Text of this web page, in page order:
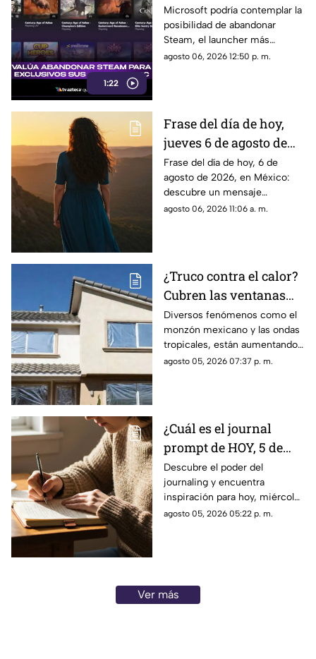
1:22
hacer exclusivos sus
juegos en PC: Aquí los
detalles
Microsoft podría contemplar la
posibilidad de abandonar
Steam, el launcher más
popular del mercado de PC.
agosto 06, 2026 12:50 p. m.
Frase del día de hoy,
jueves 6 de agosto de
2026: Llénate de
inspiración con estas
palabras
Frase del día de hoy, 6 de
agosto de 2026, en México:
descubre un mensaje
inspirador para reflexionar y
agosto 06, 2026 11:06 a. m.
¿Truco contra el calor?
Cubren las ventanas
con papel aluminio,
esto explica la ciencia
Diversos fenómenos como el
monzón mexicano y las ondas
tropicales, están aumentando
las temperaturas en todo el
agosto 05, 2026 07:37 p. m.
¿Cuál es el journal
prompt de HOY, 5 de
agosto de 2026? Utiliza
este texto para escribir
en tu diario y
reflexionar sobre tu día
Descubre el poder del
journaling y encuentra
inspiración para hoy, miércoles
5 de agosto de 2026. Un
agosto 05, 2026 05:22 p. m.
Ver más